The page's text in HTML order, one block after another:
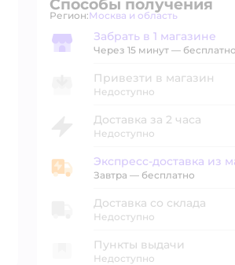
Способы получения
Регион: Выбор адреса
Москва и область
Забрать в магазине
Забрать в 1 магазине
Через 15 минут — бесплатно
Привезти в магазин
Недоступно
Доставка за 2 часа
Недоступно
Экспресс-доставка из магазина
Экспресс-доставка из
Завтра — бесплатно
Доставка со склада
Недоступно
Пункты выдачи
Недоступно